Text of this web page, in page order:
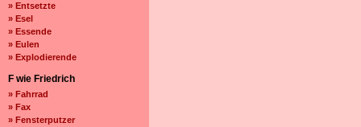
» Entsetzte
» Esel
» Essende
» Eulen
» Explodierende
F wie Friedrich
» Fahrrad
» Fax
» Fensterputzer